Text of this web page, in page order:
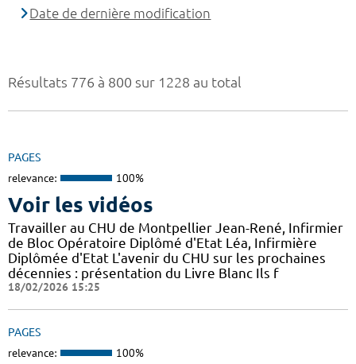
Résultats 776 à 800 sur 1228 au total
PAGES
relevance: 100%
Voir les vidéos
Travailler au CHU de Montpellier Jean-René, Infirmier
de Bloc Opératoire Diplômé d'Etat Léa, Infirmière
Diplômée d'Etat L'avenir du CHU sur les prochaines
décennies : présentation du Livre Blanc Ils f
18/02/2026 15:25
PAGES
relevance: 100%
Date de dernière modification